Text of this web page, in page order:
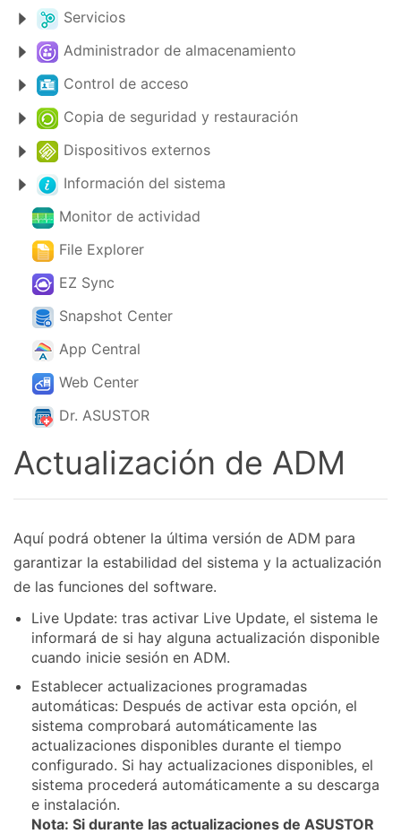
Servicios
Administrador de almacenamiento
Control de acceso
Copia de seguridad y restauración
Dispositivos externos
Información del sistema
Monitor de actividad
File Explorer
EZ Sync
Snapshot Center
App Central
Web Center
Dr. ASUSTOR
Actualización de ADM
Aquí podrá obtener la última versión de ADM para
garantizar la estabilidad del sistema y la actualización
de las funciones del software.
Live Update: tras activar Live Update, el sistema le
informará de si hay alguna actualización disponible
cuando inicie sesión en ADM.
Establecer actualizaciones programadas
automáticas: Después de activar esta opción, el
sistema comprobará automáticamente las
actualizaciones disponibles durante el tiempo
configurado. Si hay actualizaciones disponibles, el
sistema procederá automáticamente a su descarga
e instalación.
Nota: Si durante las actualizaciones de ASUSTOR